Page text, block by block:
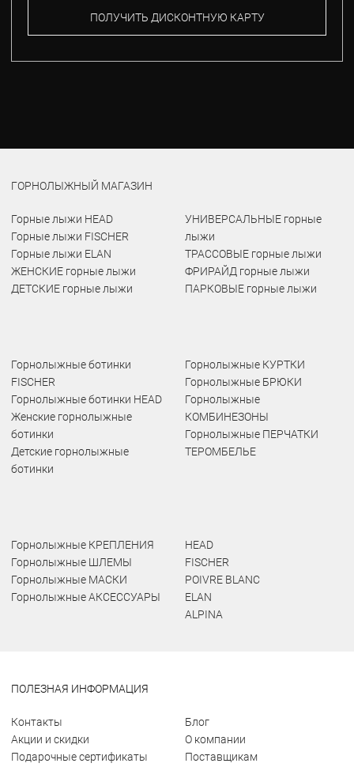
ПОЛУЧИТЬ ДИСКОНТНУЮ КАРТУ
ГОРНОЛЫЖНЫЙ МАГАЗИН
Горные лыжи HEAD
Горные лыжи FISCHER
Горные лыжи ELAN
ЖЕНСКИЕ горные лыжи
ДЕТСКИЕ горные лыжи
УНИВЕРСАЛЬНЫЕ горные
лыжи
ТРАССОВЫЕ горные лыжи
ФРИРАЙД горные лыжи
ПАРКОВЫЕ горные лыжи
Горнолыжные ботинки
FISCHER
Горнолыжные ботинки HEAD
Женские горнолыжные
ботинки
Детские горнолыжные
ботинки
Горнолыжные КУРТКИ
Горнолыжные БРЮКИ
Горнолыжные
КОМБИНЕЗОНЫ
Горнолыжные ПЕРЧАТКИ
ТЕРОМБЕЛЬЕ
Горнолыжные КРЕПЛЕНИЯ
Горнолыжные ШЛЕМЫ
Горнолыжные МАСКИ
Горнолыжные АКСЕССУАРЫ
HEAD
FISCHER
POIVRE BLANC
ELAN
ALPINA
ПОЛЕЗНАЯ ИНФОРМАЦИЯ
Контакты
Акции и скидки
Подарочные сертификаты
Блог
О компании
Поставщикам